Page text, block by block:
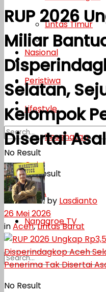
Lifestyle
Kesehatan
Opini
DPKA
Nanggroe TV
No Result
View All Result
Lintas Timur
Nasional
Peristiwa
Lifestyle
Kesehatan
Opini
DPKA
Nanggroe TV
No Result
RUP 2026
Miliar
Selatan,
Kelompok
Disertai
by Lasdianto
26 Mei 2026
inAceh,Lintas Barat